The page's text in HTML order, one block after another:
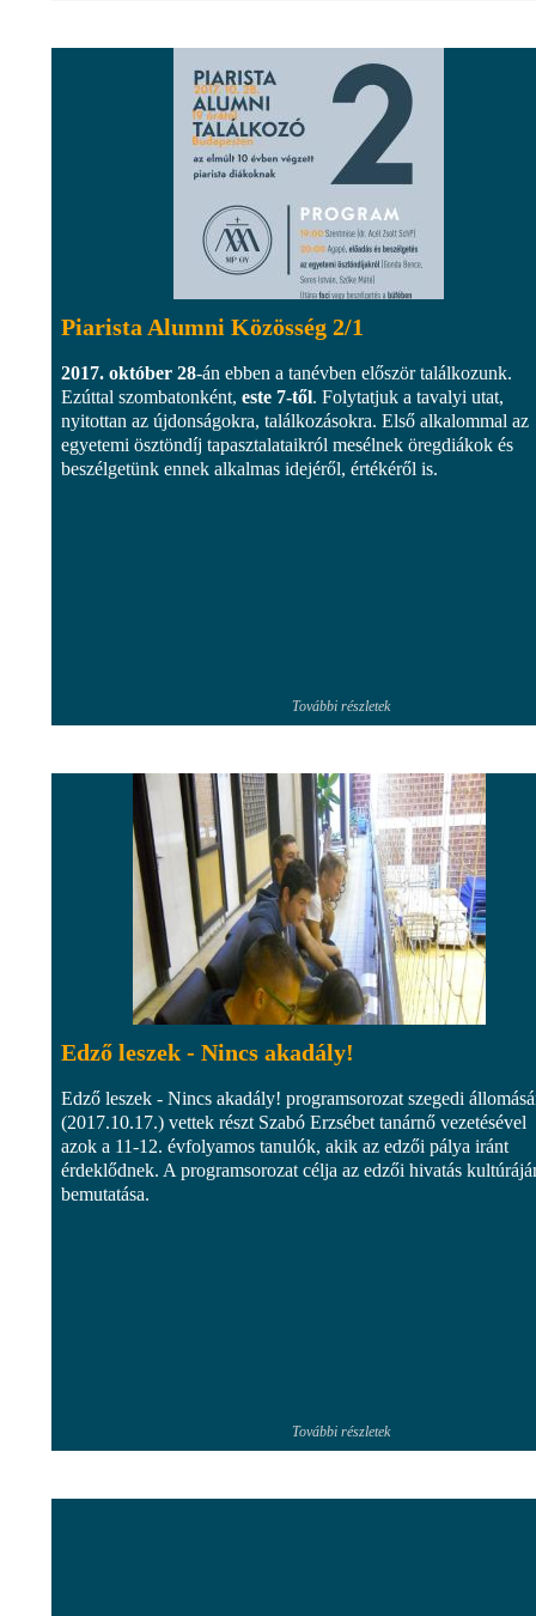
Piarista Alumni Közösség 2/1
2017. október 28-án ebben a tanévben először találkozunk.
Ezúttal szombatonként, este 7-től. Folytatjuk a tavalyi utat,
nyitottan az újdonságokra, találkozásokra. Első alkalommal az
egyetemi ösztöndíj tapasztalataikról mesélnek öregdiákok és
beszélgetünk ennek alkalmas idejéről, értékéről is.
További részletek
Edző leszek - Nincs akadály!
Edző leszek - Nincs akadály! programsorozat szegedi
(2017.10.17.) vettek részt Szabó Erzsébet tanárnő vezetésével
azok a 11-12. évfolyamos tanulók, akik az edzői pálya iránt
érdeklődnek. A programsorozat célja az edzői hivatás
bemutatása.
További részletek